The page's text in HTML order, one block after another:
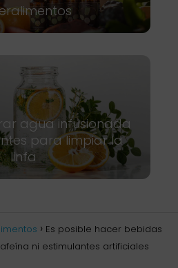
agua infusionada
para limpiar la
linfa
Es posible hacer bebidas
ni estimulantes artificiales